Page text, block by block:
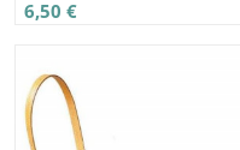
6,50 €